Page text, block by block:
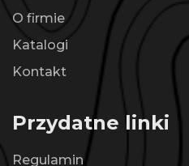
O firmie
Katalogi
Kontakt
Przydatne linki
Regulamin